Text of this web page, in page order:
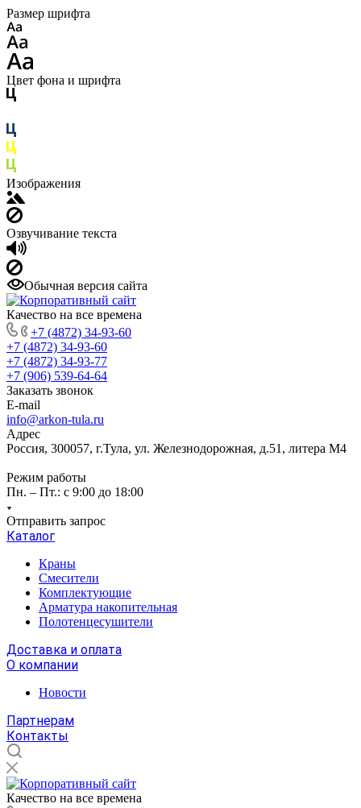
Размер шрифта
Цвет фона и шрифта
Изображения
Озвучивание текста
Обычная версия сайта
Качество на все времена
+7 (4872) 34-93-60
+7 (4872) 34-93-60
+7 (4872) 34-93-77
+7 (906) 539-64-64
Заказать звонок
E-mail
info@arkon-tula.ru
Адрес
Россия, 300057, г.Тула, ул. Железнодорожная, д.51, литера М4
Режим работы
Пн. – Пт.: с 9:00 до 18:00
Отправить запрос
Каталог
Краны
Смесители
Комплектующие
Арматура накопительная
Полотенцесушители
Доставка и оплата
О компании
Новости
Партнерам
Контакты
Качество на все времена